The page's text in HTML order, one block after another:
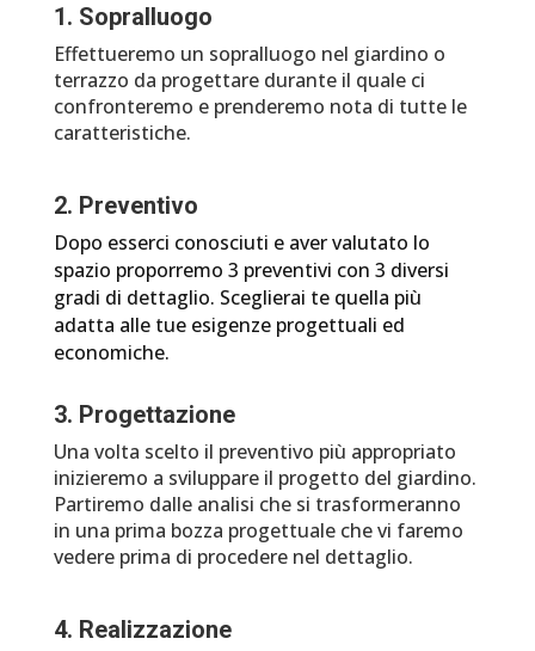
1. Sopralluogo
Effettueremo un sopralluogo nel giardino o
terrazzo da progettare durante il quale ci
confronteremo e prenderemo nota di tutte le
caratteristiche.
2. Preventivo
Dopo esserci conosciuti e aver valutato lo
spazio proporremo 3 preventivi con 3 diversi
gradi di dettaglio. Sceglierai te quella più
adatta alle tue esigenze progettuali ed
economiche.
3. Progettazione
Una volta scelto il preventivo più appropriato
inizieremo a sviluppare il progetto del giardino.
Partiremo dalle analisi che si trasformeranno
in una prima bozza progettuale che vi faremo
vedere prima di procedere nel dettaglio.
4. Realizzazione